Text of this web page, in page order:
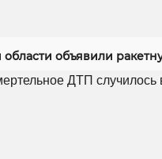
области объявили